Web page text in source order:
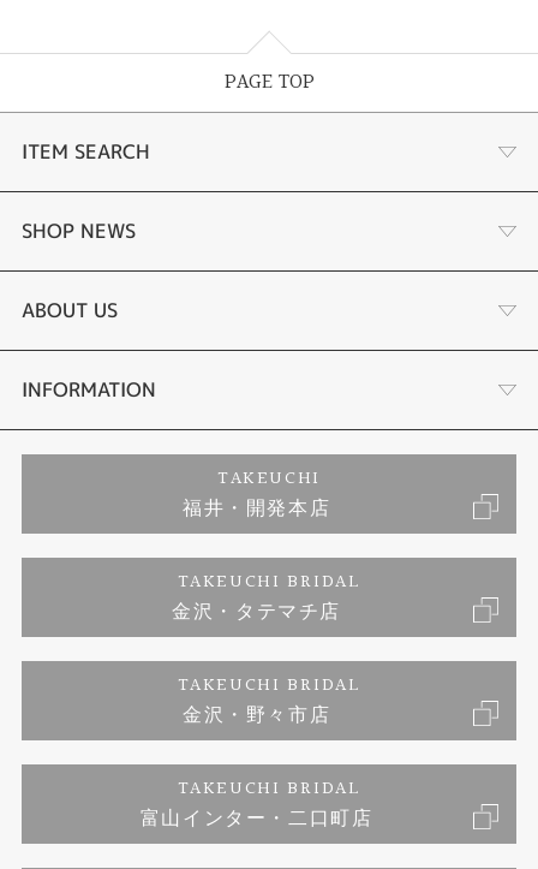
PAGE TOP
ITEM SEARCH
婚約指輪
結婚指輪
セットリング
エタニティリング
婚約ネックレス
SHOP NEWS
サプライズプロポーズ相談室
ダイヤモンドカッターブランド
アフターメンテナンス
富山指輪工房｜手作りペアリング
富山指輪工房｜手作り結婚指輪 and 婚約指輪
富山指輪工房｜手作り婚約指輪プロポーズプラン
ABOUT US
店舗情報
お問い合わせ
INFORMATION
プライバシーポリシー
TAKEUCHI
福井・開発本店
TAKEUCHI BRIDAL
金沢・タテマチ店
TAKEUCHI BRIDAL
金沢・野々市店
TAKEUCHI BRIDAL
富山インター・二口町店